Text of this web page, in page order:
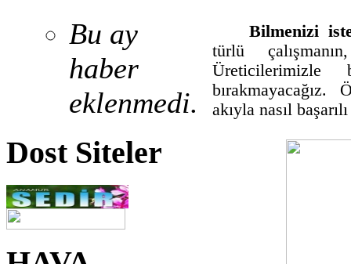
Bu ay
haber
eklenmedi.
Dost Siteler
Bilmenizi
türlü
Üreticilerimizle
bırakmayacağız.
akıyla nasıl